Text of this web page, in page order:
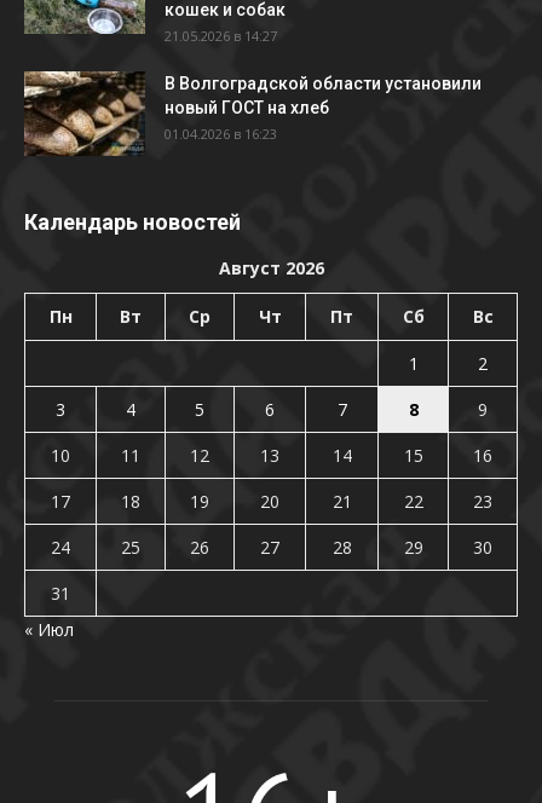
кошек и собак
21.05.2026 в 14:27
В Волгоградской области установили
новый ГОСТ на хлеб
01.04.2026 в 16:23
Календарь новостей
Август 2026
Пн Вт Ср Чт Пт Сб Вс
1
2
3
4 5 6 7 8
9
10
11 12 13 14 15
16
17
18 19 20 21 22
23
24
25 26 27 28 29
30
31
« Июл